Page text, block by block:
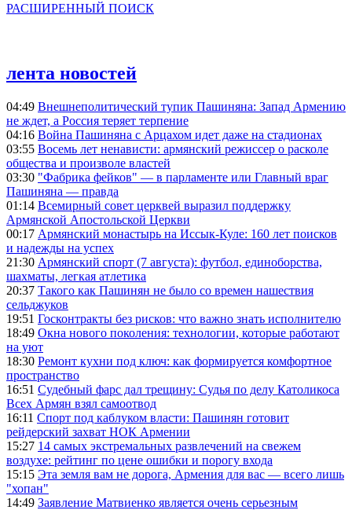
РАСШИРЕННЫЙ ПОИСК
лента новостей
04:49 Внешнеполитический тупик Пашиняна: Запад Армению
не ждет, а Россия теряет терпение
04:16 Война Пашиняна с Арцахом идет даже на стадионах
03:55 Восемь лет ненависти: армянский режиссер о расколе
общества и произволе властей
03:30 "Фабрика фейков" — в парламенте или Главный враг
Пашиняна — правда
01:14 Всемирный совет церквей выразил поддержку
Армянской Апостольской Церкви
00:17 Армянский монастырь на Иссык-Куле: 160 лет поисков
и надежды на успех
21:30 Армянский спорт (7 августа): футбол, единоборства,
шахматы, легкая атлетика
20:37 Такого как Пашинян не было со времен нашествия
сельджуков
19:51 Госконтракты без рисков: что важно знать исполнителю
18:49 Окна нового поколения: технологии, которые работают
на уют
18:30 Ремонт кухни под ключ: как формируется комфортное
пространство
16:51 Судебный фарс дал трещину: Судья по делу Католикоса
Всех Армян взял самоотвод
16:11 Спорт под каблуком власти: Пашинян готовит
рейдерский захват НОК Армении
15:27 14 самых экстремальных развлечений на свежем
воздухе: рейтинг по цене ошибки и порогу входа
15:15 Эта земля вам не дорога, Армения для вас — всего лишь
"хопан"
14:49 Заявление Матвиенко является очень серьезным